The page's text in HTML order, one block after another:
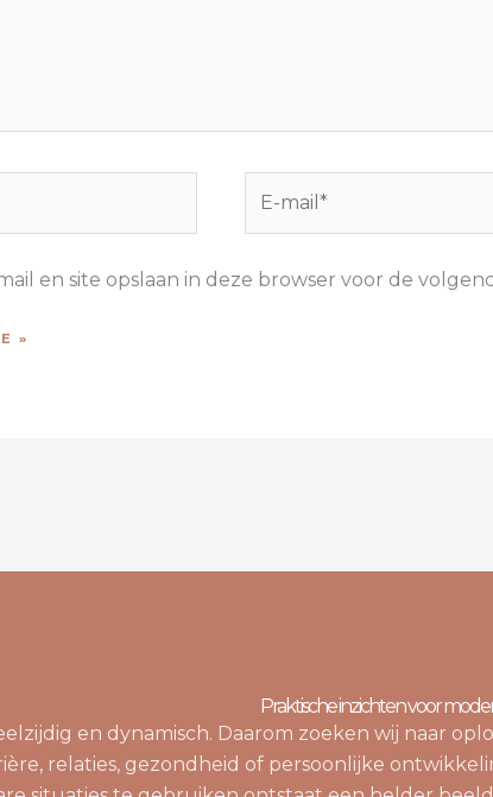
en site opslaan in deze browser voor de
Praktische inzichten voor
en dynamisch. Daarom zoeken wij naar
relaties, gezondheid of persoonlijke